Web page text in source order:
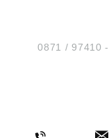
Tel.:0871 / 97410